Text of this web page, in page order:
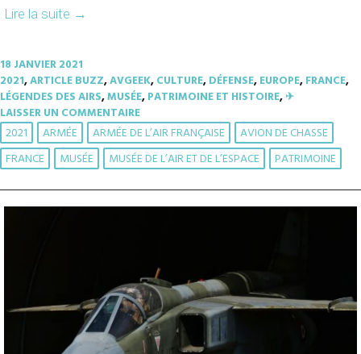
Lire la suite →
18 JANVIER 2021
2021,ARTICLE BUZZ,AVGEEK,CULTURE,DÉFENSE,EUROPE,FRANCE,
LÉGENDES DES AIRS,MUSÉE,PATRIMOINE ET HISTOIRE,✈︎
LAISSER UN COMMENTAIRE
2021 ARMÉE ARMÉE DE L’AIR FRANÇAISE
AVION DE CHASSE
FRANCE
MUSÉE MUSÉE DE L’AIR ET DE L’ESPACE PATRIMOINE